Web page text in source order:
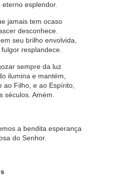
esplendor.
jamais tem ocaso
desconhece.
seu brilho envolvida,
resplandece.
sempre da luz
ilumina e mantém,
ao Filho, e ao Espírito,
séculos. Amém.
a bendita esperança
do Senhor.